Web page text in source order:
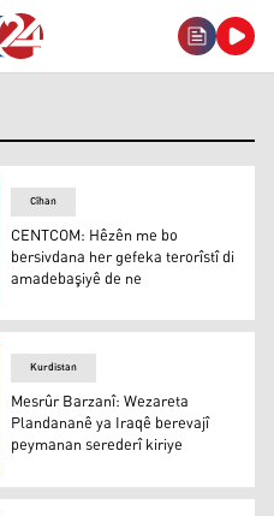
her gefeka
Cîhan
CENTCOM: Hêzên me bo
bersivdana her gefeka terorîstî di
amadebaşiyê de ne
Kurdistan
Mesrûr Barzanî: Wezareta
Plandananê ya Iraqê berevajî
peymanan serederî kiriye